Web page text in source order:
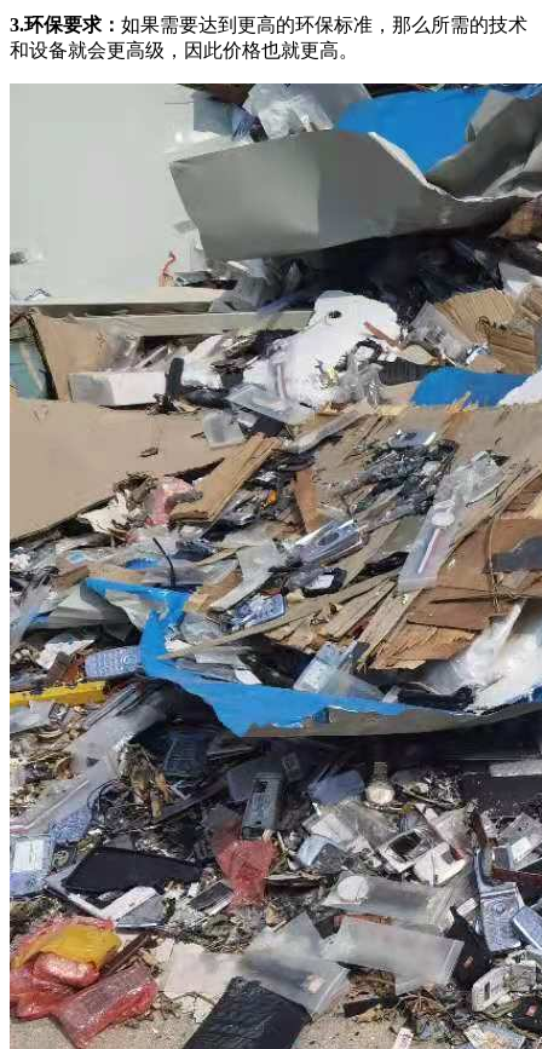
3.环保要求： 如果需要达到更高的环保标准，那么所需的技术
和设备就会更高级，因此价格也就更高。